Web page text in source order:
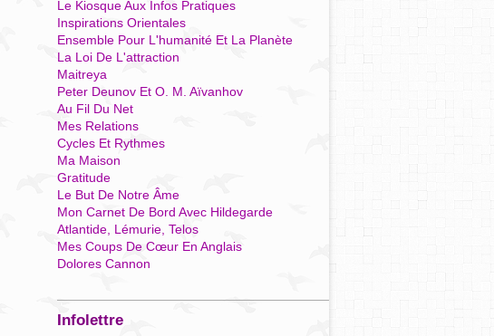
Le Kiosque Aux Infos Pratiques
Inspirations Orientales
Ensemble Pour L'humanité Et La Planète
La Loi De L'attraction
Maitreya
Peter Deunov Et O. M. Aïvanhov
Au Fil Du Net
Mes Relations
Cycles Et Rythmes
Ma Maison
Gratitude
Le But De Notre Âme
Mon Carnet De Bord Avec Hildegarde
Atlantide, Lémurie, Telos
Mes Coups De Cœur En Anglais
Dolores Cannon
Infolettre